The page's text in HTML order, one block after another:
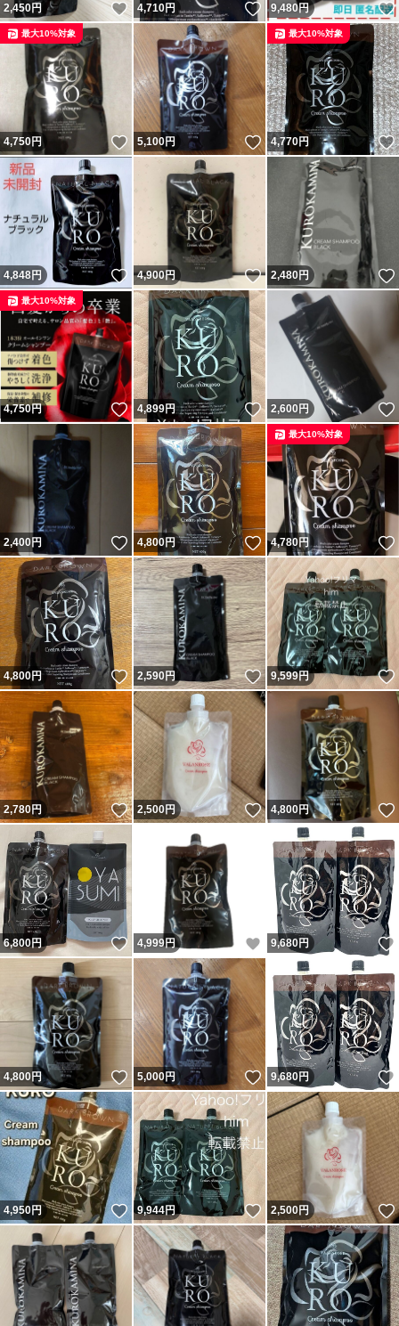
2,450円 いいね！
4,710円 いいね！
9,480円
4,750円 いいね！
最大10%対象
5,100円 いいね！
4,770円
最大10%対象
4,848円 いいね！
4,900円 いいね！
2,480円
4,750円 いいね！
最大10%対象
4,899円 いいね！
2,600円
2,400円 いいね！
4,800円 いいね！
4,780円
最大10%対象
4,800円 いいね！
2,590円 いいね！
9,599円
2,780円 いいね！
2,500円 いいね！
4,800円
6,800円 いいね！
4,999円 いいね！
9,680円
4,800円 いいね！
5,000円 いいね！
9,680円
4,950円 いいね！
9,944円 いいね！
2,500円